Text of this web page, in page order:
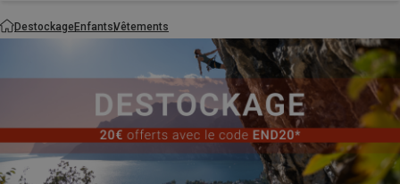
DestockageEnfantsVêtements